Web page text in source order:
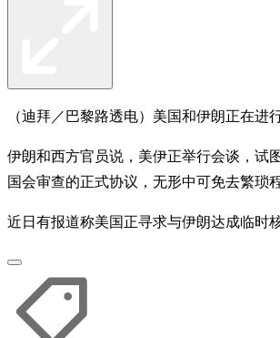
（迪拜／巴黎路透电）美国和伊朗正在进
伊朗和西方官员说，美伊正举行会谈，试
国会审查的正式协议，无形中可免去繁琐
近日有报道称美国正寻求与伊朗达成临时